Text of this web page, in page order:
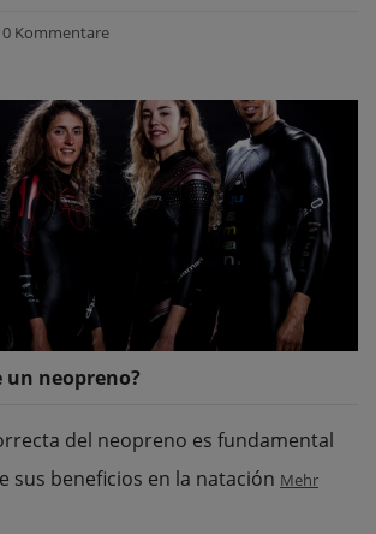
0 Kommentare
un neopreno?
del neopreno es fundamental
sus beneficios en la natación Mehr